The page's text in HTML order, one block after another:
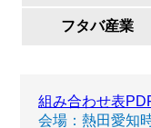
フタバ産業
組み合わせ表
会場：熱田愛知